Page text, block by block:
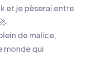
et je pèserai entre
de malice,
monde qui